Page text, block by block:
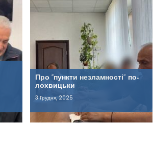
Про “пункти незламності” по-
лохвицьки
3 Грудня, 2025